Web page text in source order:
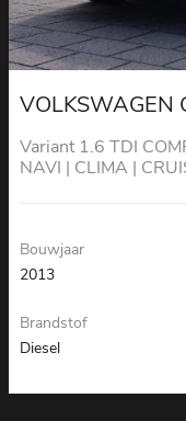
VOLKSWAGEN
Variant 1.6 TDI
NAVI | CLIMA |
Bouwjaar
2013
Brandstof
Diesel